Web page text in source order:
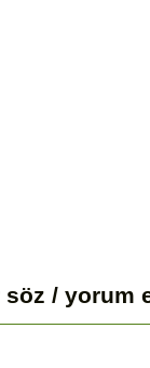
söz / yorum